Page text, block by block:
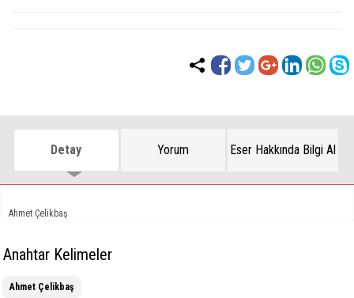
Detay Yorum Eser Hakkında Bilgi Al
Ahmet Çelikbaş
Anahtar Kelimeler
Ahmet Çelikbaş